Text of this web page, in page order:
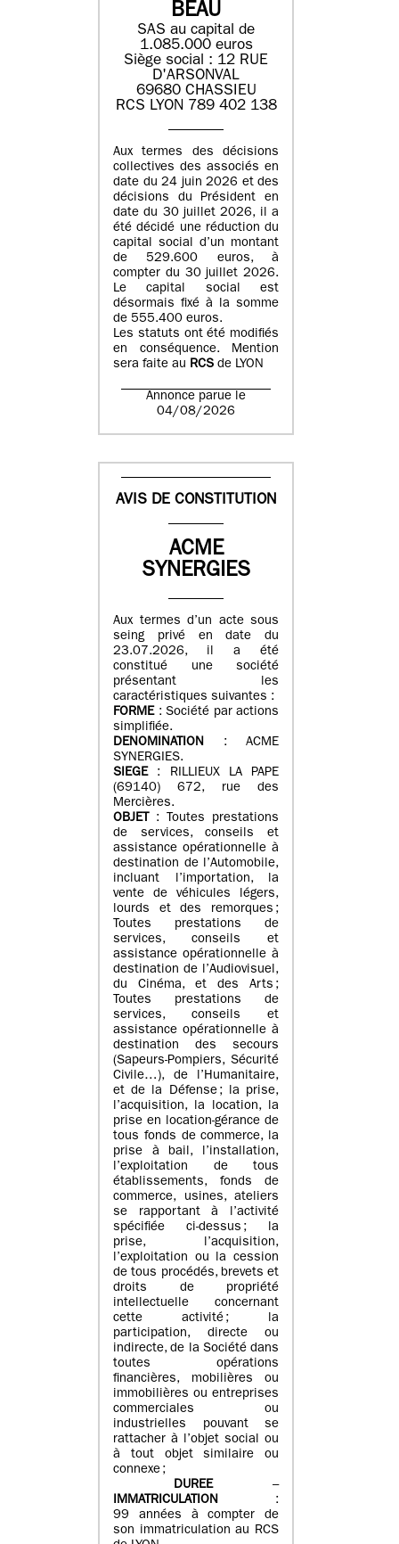
BEAU
SAS au capital de
1.085.000 euros
Siège social : 12 RUE
D'ARSONVAL
69680 CHASSIEU
RCS LYON 789 402 138
Aux termes des décisions
collectives des associés en
date du 24 juin 2026 et des
décisions du Président en
date du 30 juillet 2026, il a
été décidé une réduction du
capital social d’un montant
de 529.600 euros, à
compter du 30 juillet 2026.
Le capital social est
désormais fixé à la somme
de 555.400 euros.
Les statuts ont été modifiés
en conséquence. Mention
sera faite au RCS de LYON
Annonce parue le
04/08/2026
AVIS DE CONSTITUTION
ACME
SYNERGIES
Aux termes d’un acte sous
seing privé en date du
23.07.2026, il a été
constitué une société
présentant les
caractéristiques suivantes :
FORME: Société par actions
simplifiée.
DENOMINATION : ACME
SYNERGIES.
SIEGE: RILLIEUX LA PAPE
(69140) 672, rue des
Mercières.
OBJET
: Toutes prestations
de services, conseils et
assistance opérationnelle à
destination de l’Automobile,
incluant l’importation, la
vente de véhicules légers,
lourds et des remorques ;
Toutes prestations de
services, conseils et
assistance opérationnelle à
destination de l’Audiovisuel,
du Cinéma, et des Arts ;
Toutes prestations de
services, conseils et
assistance opérationnelle à
destination des secours
(Sapeurs-Pompiers, Sécurité
Civile…), de l’Humanitaire,
et de la Défense ; la prise,
l’acquisition, la location, la
prise en location-gérance de
tous fonds de commerce, la
prise à bail, l’installation,
l’exploitation de tous
établissements, fonds de
commerce, usines, ateliers
se rapportant à l’activité
spécifiée ci-dessus ; la
prise, l’acquisition,
l’exploitation ou la cession
de tous procédés, brevets et
droits de propriété
intellectuelle concernant
cette activité ; la
participation, directe ou
indirecte, de la Société dans
toutes opérations
financières, mobilières ou
immobilières ou entreprises
commerciales ou
industrielles pouvant se
rattacher à l’objet social ou
à tout objet similaire ou
connexe ;
DUREE–
IMMATRICULATION :
99 années à compter de
son immatriculation au RCS